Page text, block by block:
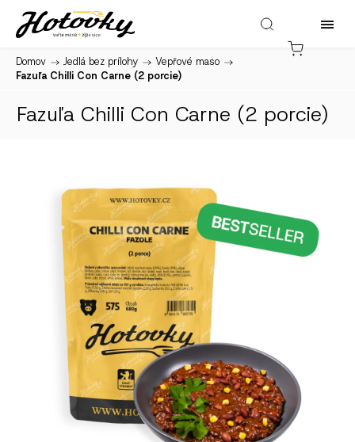
Domov / Jedlá bez prílohy / Vepřové maso /
Fazuľa Chilli Con Carne (2 porcie)
Fazuľa Chilli Con Carne (2 porcie)